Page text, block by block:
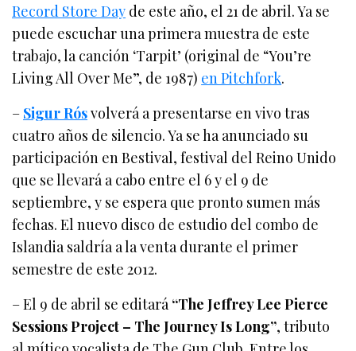
Record Store Day de este año, el 21 de abril. Ya se
puede escuchar una primera muestra de este
trabajo, la canción ‘Tarpit’ (original de “You’re
Living All Over Me”, de 1987) en Pitchfork.
– Sigur Rósvolverá a presentarse en vivo tras
cuatro años de silencio. Ya se ha anunciado su
participación en Bestival, festival del Reino Unido
que se llevará a cabo entre el 6 y el 9 de
septiembre, y se espera que pronto sumen más
fechas. El nuevo disco de estudio del combo de
Islandia saldría a la venta durante el primer
semestre de este 2012.
– El 9 de abril se editará“The Jeffrey Lee Pierce
Sessions Project – The Journey Is Long”, tributo